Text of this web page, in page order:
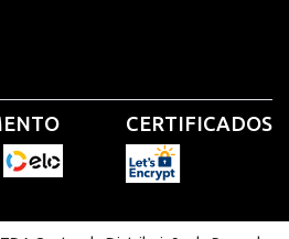
CERTIFICADOS